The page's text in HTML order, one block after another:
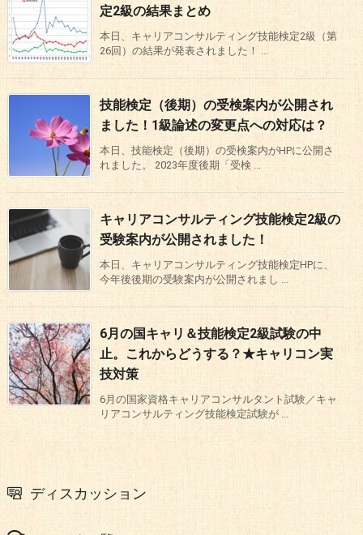
定2級の結果まとめ
本日、キャリアコンサルティング技能検定2級（第
26回）の結果が発表されました！ ...
技能検定（後期）の受検案内が公開され
ました！1級論述の変更点への対応は？
本日、技能検定（後期）の受検案内がHPに公開さ
れました。 2023年度後期「受検 ...
キャリアコンサルティング技能検定2級の
受験案内が公開されました！
本日、キャリアコンサルティング技能検定HPに、
今年後後期の受験案内が公開されまし ...
6月の国キャリ＆技能検定2級試験の中
止。これからどうする？★キャリコン実
技対策
6月の国家資格キャリアコンサルタント試験／キャ
リアコンサルティング技能検定試験が ...
ディスカッション